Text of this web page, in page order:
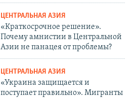
ЦЕНТРАЛЬНАЯ АЗИЯ
«Краткосрочное решение».
Почему амнистии в Центральной
Азии не панацея от проблемы?
ЦЕНТРАЛЬНАЯ АЗИЯ
«Украина защищается и
поступает правильно». Мигранты